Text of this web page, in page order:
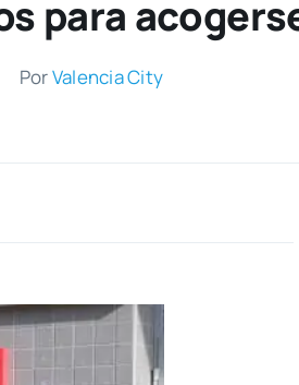
para
PorValen­cia City